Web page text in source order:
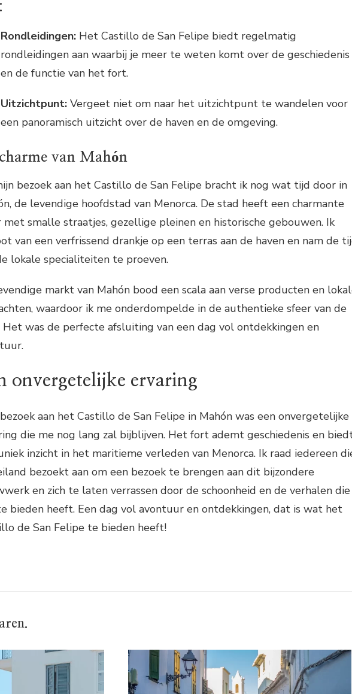
Rondleidingen: Het Castillo de San Felipe biedt regelmatig
rondleidingen aan waarbij je meer te weten komt over de geschiedenis
en de functie van het fort.
Uitzichtpunt: Vergeet niet om naar het uitzichtpunt te wandelen voor
een panoramisch uitzicht over de haven en de omgeving.
van Mahón
bezoek aan het Castillo de San Felipe bracht ik nog wat tijd door in
de levendige hoofdstad van Menorca. De stad heeft een charmante
met smalle straatjes, gezellige pleinen en historische gebouwen. Ik
van een verfrissend drankje op een terras aan de haven en nam de
lokale specialiteiten te proeven.
markt van Mahón bood een scala aan verse producten en
waardoor ik me onderdompelde in de authentieke sfeer van de
Het was de perfecte afsluiting van een dag vol ontdekkingen en
onvergetelijke ervaring
aan het Castillo de San Felipe in Mahón was een onvergetelijke
die me nog lang zal bijblijven. Het fort ademt geschiedenis en
inzicht in het maritieme verleden van Menorca. Ik raad iedereen
bezoekt aan om een bezoek te brengen aan dit bijzondere
en zich te laten verrassen door de schoonheid en de verhalen die
bieden heeft. Een dag vol avontuur en ontdekkingen, dat is wat het
de San Felipe te bieden heeft!